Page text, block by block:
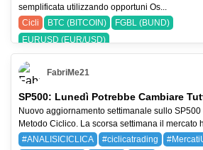
semplificata utilizzando opportuni Os...
Cicli
BTC (BITCOIN)
FGBL (BUND)
EURUSD (EUR/USD)
FabriMe21
SP500: Lunedì Potrebbe Cambiare
Nuovo aggiornamento settimanale sullo SP500
Metodo Ciclico. La scorsa settimana il mercato
#ANALISICICLICA
#ciclicatrading